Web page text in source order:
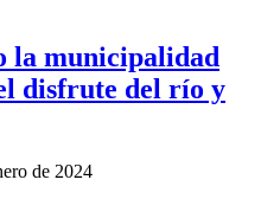
la municipalidad
disfrute del río y
de 2024